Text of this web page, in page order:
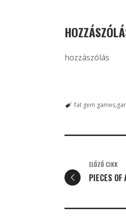
hozzászólás
fat gem games
ELŐZŐ CIKK
PIECES